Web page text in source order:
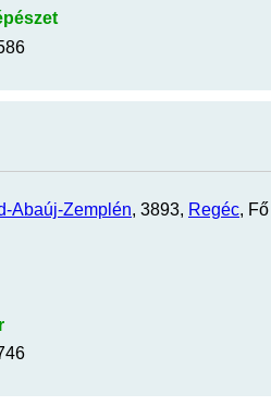
Abaúj-Zemplén, 3893, Regéc,